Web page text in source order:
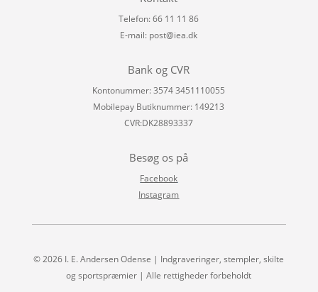
Telefon: 66 11 11 86
E-mail: post@iea.dk
Bank og CVR
Kontonummer: 3574 3451110055
Mobilepay Butiknummer: 149213
CVR:DK28893337
Besøg os på
Facebook
Instagram
© 2026 I. E. Andersen Odense | Indgraveringer, stempler, skilte
og sportspræmier | Alle rettigheder forbeholdt